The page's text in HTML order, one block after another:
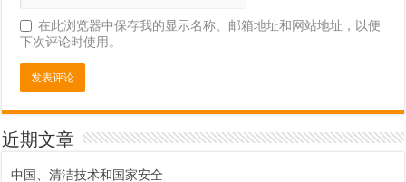
在此浏览器中保存我的显示名称、邮箱地址和网站地址，以便
下次评论时使用。
近期文章
中国、清洁技术和国家安全